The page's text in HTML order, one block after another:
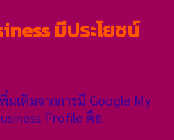
มีประโยชน์
เติมจากการมี Google My
Profile คือ